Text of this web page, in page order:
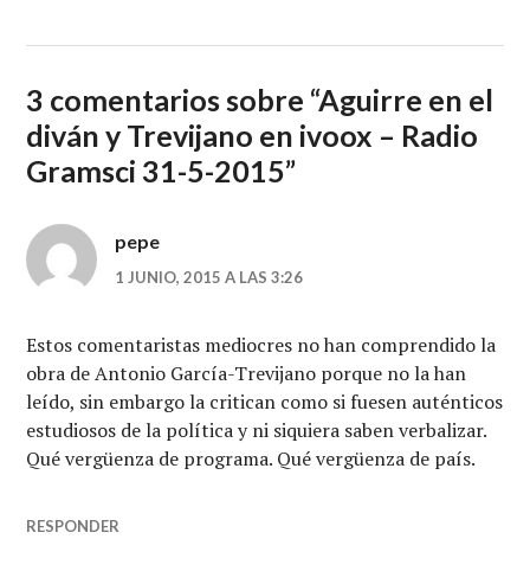
3 comentarios sobre “Aguirre en el
diván y Trevijano en ivoox – Radio
Gramsci 31-5-2015”
pepe
1 JUNIO, 2015 A LAS 3:26
Estos comentaristas mediocres no han comprendido la
obra de Antonio García-Trevijano porque no la han
leído, sin embargo la critican como si fuesen auténticos
estudiosos de la política y ni siquiera saben verbalizar.
Qué vergüenza de programa. Qué vergüenza de país.
RESPONDER